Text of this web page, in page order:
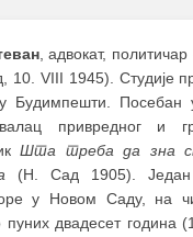
, адвокат,
VIII 1945). Студије
Будимпешти. Посебан
привредног и
Шта треба да зна
(Н. Сад 1905). Један
у Новом Саду, на
пуних двадесет година